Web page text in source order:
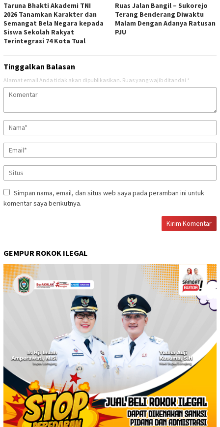
Taruna Bhakti Akademi TNI
2026 Tanamkan Karakter dan
Semangat Bela Negara kepada
Siswa Sekolah Rakyat
Terintegrasi 74 Kota Tual
Ruas Jalan Bangil – Sukorejo
Terang Benderang Diwaktu
Malam Dengan Adanya Ratusan
PJU
Tinggalkan Balasan
Alamat email Anda tidak akan dipublikasikan. Ruas yang wajib ditandai *
Simpan nama, email, dan situs web saya pada peramban ini untuk
komentar saya berikutnya.
GEMPUR ROKOK ILEGAL